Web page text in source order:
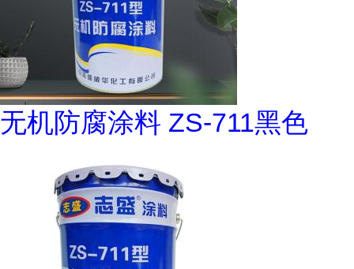
无机防腐涂料 ZS-711黑色